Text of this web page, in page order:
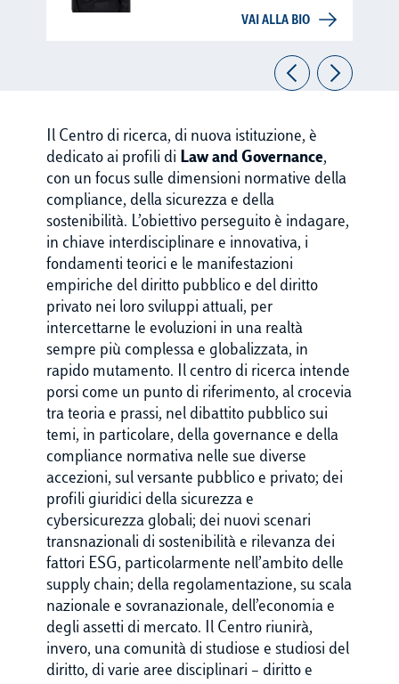
VAI ALLA BIO
Il Centro di ricerca, di nuova istituzione, è
dedicato ai profili di Law and Governance,
con un focus sulle dimensioni normative della
compliance, della sicurezza e della
sostenibilità. L’obiettivo perseguito è indagare,
in chiave interdisciplinare e innovativa, i
fondamenti teorici e le manifestazioni
empiriche del diritto pubblico e del diritto
privato nei loro sviluppi attuali, per
intercettarne le evoluzioni in una realtà
sempre più complessa e globalizzata, in
rapido mutamento. Il centro di ricerca intende
porsi come un punto di riferimento, al crocevia
tra teoria e prassi, nel dibattito pubblico sui
temi, in particolare, della governance e della
compliance normativa nelle sue diverse
accezioni, sul versante pubblico e privato; dei
profili giuridici della sicurezza e
cybersicurezza globali; dei nuovi scenari
transnazionali di sostenibilità e rilevanza dei
fattori ESG, particolarmente nell’ambito delle
supply chain; della regolamentazione, su scala
nazionale e sovranazionale, dell’economia e
degli assetti di mercato. Il Centro riunirà,
invero, una comunità di studiose e studiosi del
diritto, di varie aree disciplinari – diritto e